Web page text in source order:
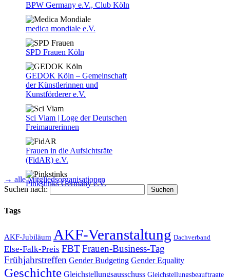
BPW Germany e.V., Club Köln
medica mondiale e.V.
SPD Frauen Köln
GEDOK Köln – Gemeinschaft
der Künstlerinnen und
Kunstförderer e.V.
Sci Viam | Loge der Deutschen
Freimaurerinnen
Frauen in die Aufsichtsräte
(FidAR) e.V.
Pinkstinks Germany e.V.
Internationaler Lyceum Club
Köln e.V.
→ alle Mitgliedsorganisationen
Suchen nach:
Tags
AKF-Jubiläum AKF-Veranstaltung Dachverband
Else-Falk-Preis FBTFrauen-Business-Tag
Frühjahrstreffen Gender Budgeting Gender Equality
Geschichte Gleichstellungsausschuss Gleichstellungsbeauftragte